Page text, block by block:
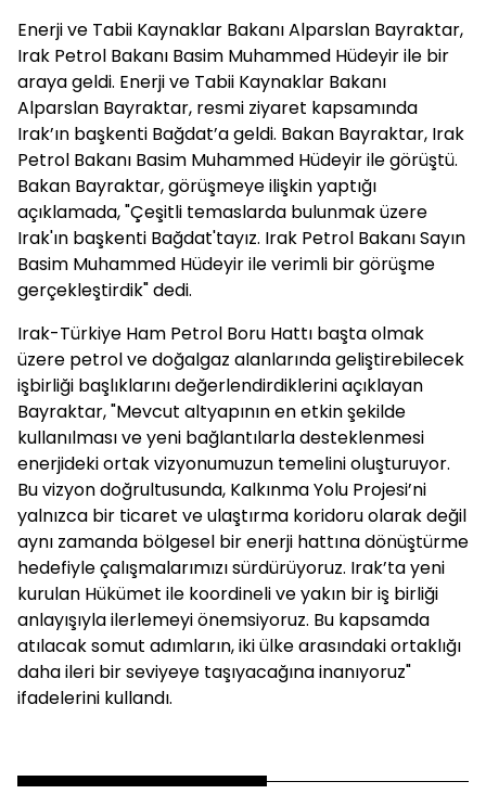
Enerji ve Tabii Kaynaklar Bakanı Alparslan Bayraktar,
Irak Petrol Bakanı Basim Muhammed Hüdeyir ile bir
araya geldi. Enerji ve Tabii Kaynaklar Bakanı
Alparslan Bayraktar, resmi ziyaret kapsamında
Irak’ın başkenti Bağdat’a geldi. Bakan Bayraktar, Irak
Petrol Bakanı Basim Muhammed Hüdeyir ile görüştü.
Bakan Bayraktar, görüşmeye ilişkin yaptığı
açıklamada, "Çeşitli temaslarda bulunmak üzere
Irak'ın başkenti Bağdat'tayız. Irak Petrol Bakanı Sayın
Basim Muhammed Hüdeyir ile verimli bir görüşme
gerçekleştirdik" dedi.
Irak-Türkiye Ham Petrol Boru Hattı başta olmak
üzere petrol ve doğalgaz alanlarında geliştirebilecek
işbirliği başlıklarını değerlendirdiklerini açıklayan
Bayraktar, "Mevcut altyapının en etkin şekilde
kullanılması ve yeni bağlantılarla desteklenmesi
enerjideki ortak vizyonumuzun temelini oluşturuyor.
Bu vizyon doğrultusunda, Kalkınma Yolu Projesi’ni
yalnızca bir ticaret ve ulaştırma koridoru olarak değil
aynı zamanda bölgesel bir enerji hattına dönüştürme
hedefiyle çalışmalarımızı sürdürüyoruz. Irak’ta yeni
kurulan Hükümet ile koordineli ve yakın bir iş birliği
anlayışıyla ilerlemeyi önemsiyoruz. Bu kapsamda
atılacak somut adımların, iki ülke arasındaki ortaklığı
daha ileri bir seviyeye taşıyacağına inanıyoruz"
ifadelerini kullandı.